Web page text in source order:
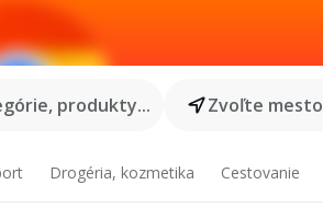
produkty...
Zvoľte mesto
Drogéria, kozmetika Cestovanie